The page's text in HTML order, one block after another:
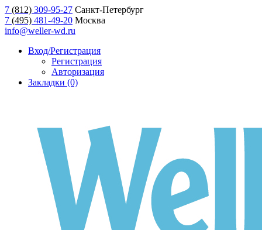
7 (812) 309-95-27 Санкт-Петербург
7 (495) 481-49-20 Москва
info@weller-wd.ru
Вход/Регистрация
Регистрация
Авторизация
Закладки (0)